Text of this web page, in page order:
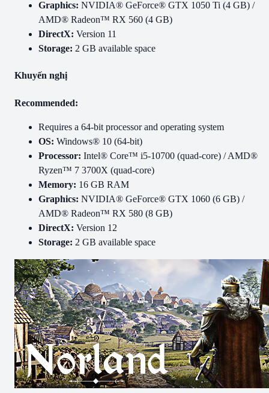
Graphics: NVIDIA® GeForce® GTX 1050 Ti (4 GB) /
AMD® Radeon™ RX 560 (4 GB)
DirectX: Version 11
Storage: 2 GB available space
Khuyến nghị
Recommended:
Requires a 64-bit processor and operating system
OS: Windows® 10 (64-bit)
Processor: Intel® Core™ i5-10700 (quad-core) / AMD®
Ryzen™ 7 3700X (quad-core)
Memory: 16 GB RAM
Graphics: NVIDIA® GeForce® GTX 1060 (6 GB) /
AMD® Radeon™ RX 580 (8 GB)
DirectX: Version 12
Storage: 2 GB available space